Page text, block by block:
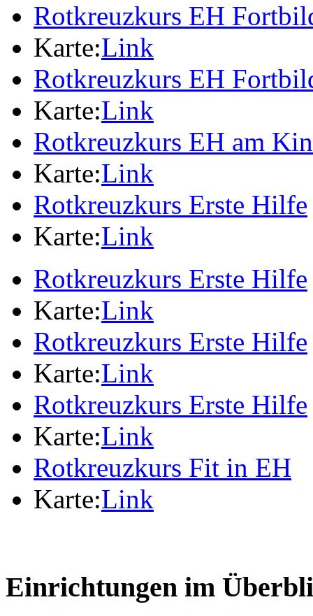
Rotkreuzkurs EH
Karte:Link
Rotkreuzkurs EH
Karte:Link
Rotkreuzkurs EH am
Karte:Link
Rotkreuzkurs Erste Hilfe
Karte:Link
Rotkreuzkurs Erste Hilfe
Karte:Link
Rotkreuzkurs Erste Hilfe
Karte:Link
Rotkreuzkurs Erste Hilfe
Karte:Link
Rotkreuzkurs Fit in EH
Karte:Link
Einrichtungen im